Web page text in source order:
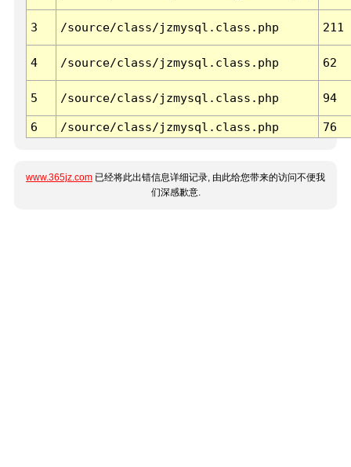
3 /source/class/jzmysql.class.php 211
4 /source/class/jzmysql.class.php 62
5 /source/class/jzmysql.class.php 94
6 /source/class/jzmysql.class.php 76
www.365jz.com 已经将此出错信息详细记录, 由此给您带来的访问不便我
们深感歉意.